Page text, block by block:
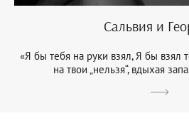
Сальвия и
«Я бы тебя на руки взял, Я бы взял
на твои „нельзя“, вдыхая